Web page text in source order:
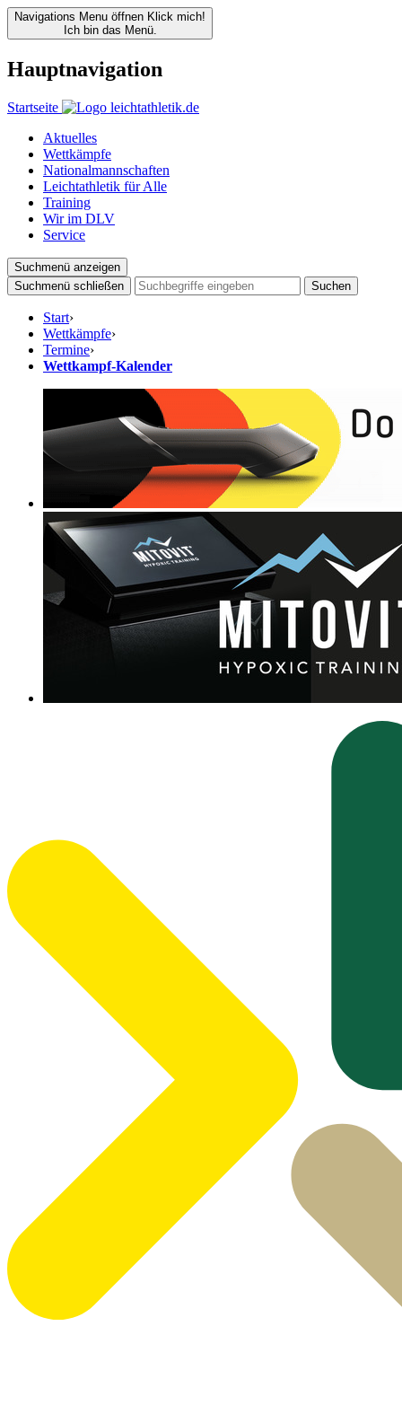
Navigations Menu öffnen Klick mich!
Ich bin das Menü.
Hauptnavigation
Startseite
Aktuelles
Wettkämpfe
Nationalmannschaften
Leichtathletik für Alle
Training
Wir im DLV
Service
Suchmenü anzeigen
Suchmenü schließen
Suchen
Start›
Wettkämpfe›
Termine›
Wettkampf-Kalender